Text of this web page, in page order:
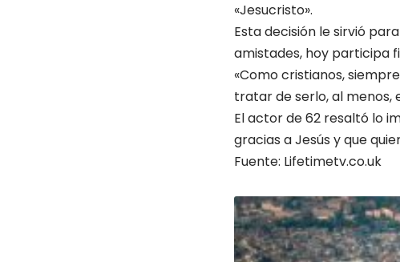
«Jesucristo».
Esta decisión le sirvió
amistades, hoy participa
«Como cristianos,
tratar de serlo, al menos,
El actor de 62 resaltó lo
gracias a Jesús y que
Fuente: Lifetimetv.co.uk